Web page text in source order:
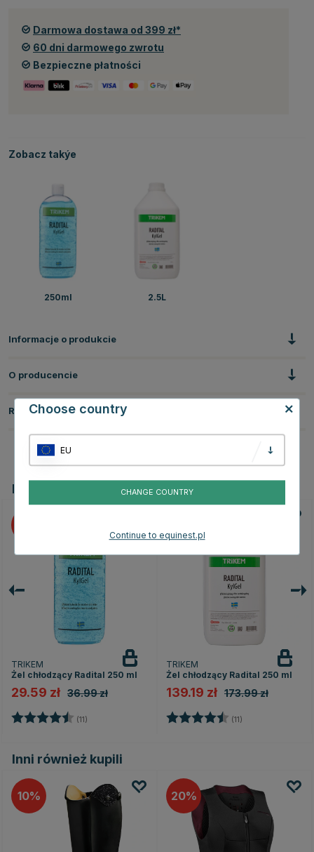
Darmowa dostawa od 399 zł*
60 dni darmowego zwrotu
Bezpieczne płatności
Zobacz takýe
250ml 2.5L
Informacje o produkcie
O producencie
Recenzje
Powiązane produkty
TRIKEM
Żel chłodzący Radital 250 ml
29.59 zł 36.99 zł
Ocena: (11)
TRIKEM
Żel chłodzący Radital 250 ml
139.19 zł 173.99 zł
Ocena: (11)
Inni również kupili
10 20
Choose country
EU
CHANGE COUNTRY
Continue to equinest.pl